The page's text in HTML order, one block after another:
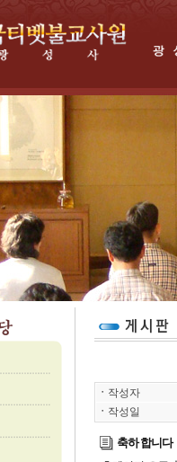
ㆍ 작성자
ㆍ 작성일
축하 합니다